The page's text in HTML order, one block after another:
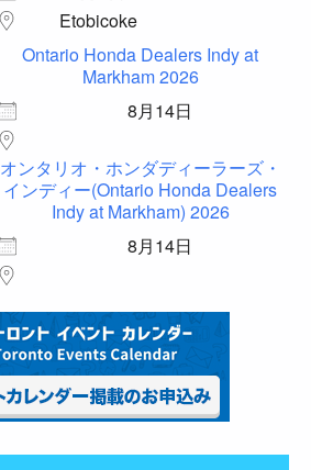
Etobicoke
Ontario Honda Dealers Indy at
Markham 2026
8月14日
オンタリオ・ホンダディーラーズ・
インディー(Ontario Honda Dealers
Indy at Markham) 2026
8月14日